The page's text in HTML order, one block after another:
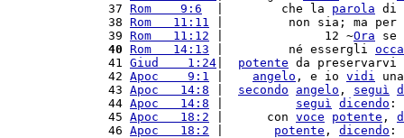
37 Rom    9:6
  |        che la
parola di
38 Rom   11:11 |         non sia; ma
39 Rom   11:12 |              12 ~Ora
40 Rom   14:13 |         né essergli
41 Giud    1:24 potente da
42 Apoc    9:1 angelo , e io vidi
43 Apoc   14:8 secondo angelo , seguì
44 Apoc   14:8 seguì dicendo :
45 Apoc   18:2 |      con voce potente ,
46 Apoc   18:2 potente , dicendo :